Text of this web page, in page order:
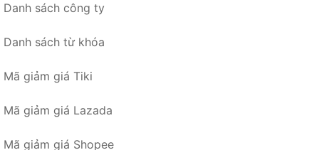
Danh sách công ty
Danh sách từ khóa
Mã giảm giá Tiki
Mã giảm giá Lazada
Mã giảm giá Shopee